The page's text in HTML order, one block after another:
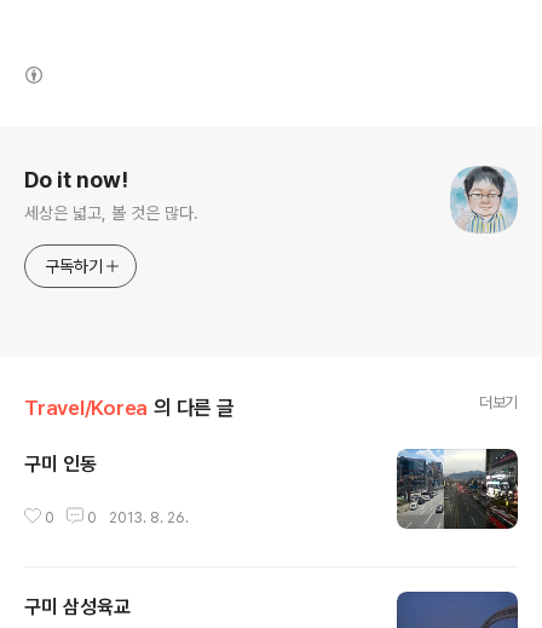
Do it now!
세상은 넓고, 볼 것은 많다.
구독하기
Travel/Korea 의 다른 글 더보기
구미 인동
0 0 2013. 8. 26.
구미 삼성육교